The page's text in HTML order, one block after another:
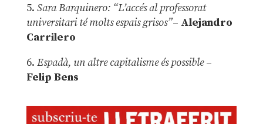
5. Sara Barquinero: “L’accés al professorat
universitari té molts espais grisos”– Alejandro
Carrilero
6. Espadà, un altre capitalisme és possible –
Felip Bens